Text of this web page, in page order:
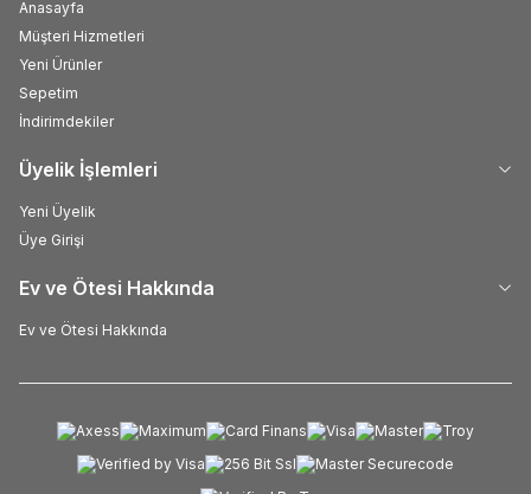
Anasayfa
Müşteri Hizmetleri
Yeni Ürünler
Sepetim
İndirimdekiler
Üyelik İşlemleri
Yeni Üyelik
Üye Girişi
Ev ve Ötesi Hakkında
Ev ve Ötesi Hakkında